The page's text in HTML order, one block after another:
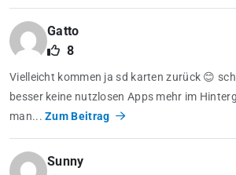
Gatto
8
Vielleicht kommen ja sd karten zurück 😊
besser keine nutzlosen Apps mehr im
man...Zum Beitrag
Sunny